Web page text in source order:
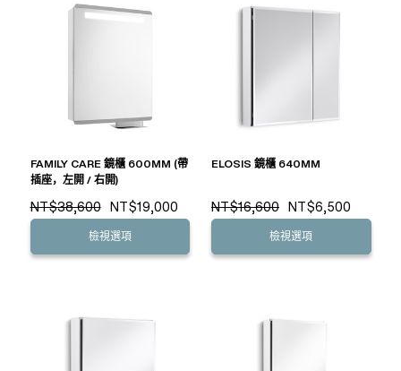
FAMILY CARE 鏡櫃 600MM (帶
插座，左開 / 右開)
NT$38,600 NT$19,000
檢視選項
ELOSIS 鏡櫃 640MM
NT$16,600 NT$6,500
檢視選項